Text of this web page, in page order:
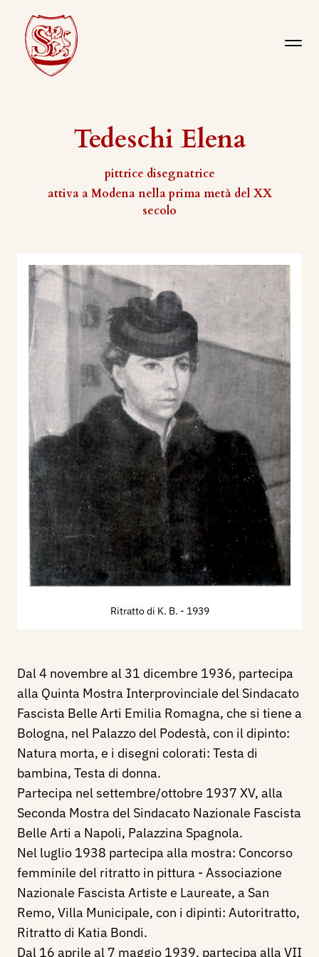
Tedeschi Elena
pittrice disegnatrice
attiva a Modena nella prima metà del XX
secolo
Ritratto di K. B. - 1939
Dal 4 novembre al 31 dicembre 1936, partecipa
alla Quinta Mostra Interprovinciale del Sindacato
Fascista Belle Arti Emilia Romagna, che si tiene a
Bologna, nel Palazzo del Podestà, con il dipinto:
Natura morta, e i disegni colorati: Testa di
bambina, Testa di donna.
Partecipa nel settembre/ottobre 1937 XV, alla
Seconda Mostra del Sindacato Nazionale Fascista
Belle Arti a Napoli, Palazzina Spagnola.
Nel luglio 1938 partecipa alla mostra: Concorso
femminile del ritratto in pittura - Associazione
Nazionale Fascista Artiste e Laureate, a San
Remo, Villa Municipale, con i dipinti: Autoritratto,
Ritratto di Katia Bondi.
Dal 16 aprile al 7 maggio 1939, partecipa alla VII